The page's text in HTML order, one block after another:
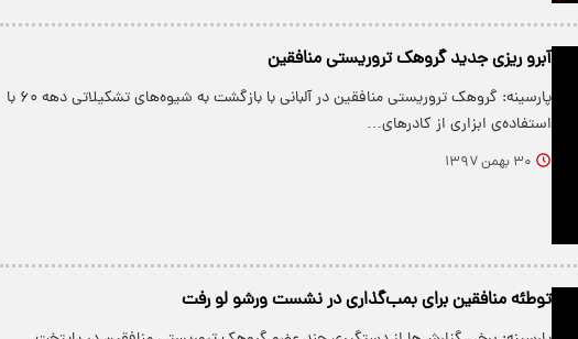
آبرو ریزی جدید گروهک تروریستی منافقین
پارسینه: گروهک تروریستی منافقین در آلبانی با بازگشت به شیوه‌های تشکیلاتی دهه ۶۰ با
استفاده‌ی ابزاری از کادر‌های…
۳۰ بهمن ۱۳۹۷
توطئه منافقین برای بمب‌گذاری در نشست ورشو لو رفت